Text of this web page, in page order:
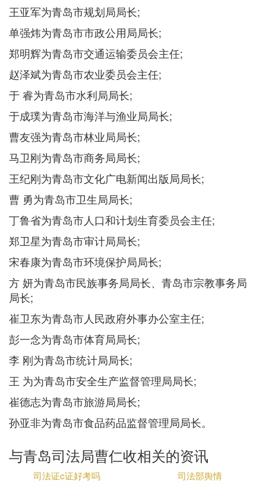
王亚军为青岛市规划局局长;
单强炜为青岛市市政公用局局长;
郑明辉为青岛市交通运输委员会主任;
赵泽斌为青岛市农业委员会主任;
于 睿为青岛市水利局局长;
于成璞为青岛市海洋与渔业局局长;
曹友强为青岛市林业局局长;
马卫刚为青岛市商务局局长;
王纪刚为青岛市文化广电新闻出版局局长;
曹 勇为青岛市卫生局局长;
丁鲁省为青岛市人口和计划生育委员会主任;
郑卫星为青岛市审计局局长;
宋春康为青岛市环境保护局局长;
方 妍为青岛市民族事务局局长、青岛市宗教事务局
局长;
崔卫东为青岛市人民政府外事办公室主任;
彭一念为青岛市体育局局长;
李 刚为青岛市统计局局长;
王 为为青岛市安全生产监督管理局局长;
崔德志为青岛市旅游局局长;
孙亚非为青岛市食品药品监督管理局局长。
与青岛司法局曹仁收相关的资讯
司法证c证好考吗
司法部舆情